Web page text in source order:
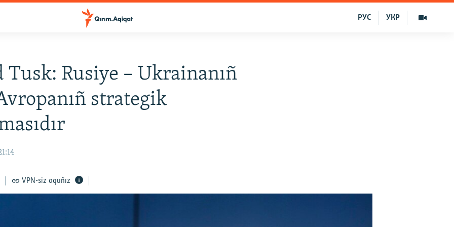
УКР
РУС
Tusk: Rusiye – Ukrainanıñ
strategik
VPN-siz oquñız